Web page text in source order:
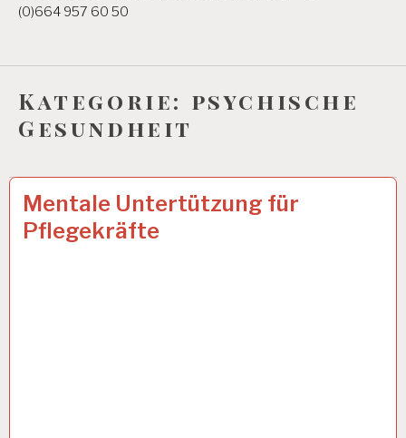
(0)664 957 60 50
Kategorie: psychische
Gesundheit
12-
STUNDEN-
ARBEITSTAG…
Mentale Untertützung für
Pflegekräfte
17 FEB. 2025